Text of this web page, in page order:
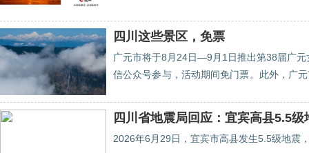
四川这些景区，免票
广元市将于8月24日—9月1日推出第38届广元
信公众号参与，活动期间免门票。此外，广
四川省地震局回应：宜宾高县5.5
2026年6月29日，宜宾市高县发生5.5级地震